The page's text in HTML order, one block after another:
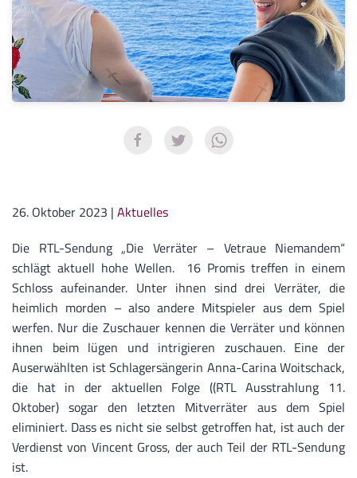
26. Oktober 2023 | Aktuelles
Die RTL-Sendung „Die Verräter – Vetraue Niemandem“
schlägt aktuell hohe Wellen. 16 Promis treffen in einem
Schloss aufeinander. Unter ihnen sind drei Verräter, die
heimlich morden – also andere Mitspieler aus dem Spiel
werfen. Nur die Zuschauer kennen die Verräter und können
ihnen beim lügen und intrigieren zuschauen. Eine der
Auserwählten ist Schlagersängerin Anna-Carina Woitschack,
die hat in der aktuellen Folge ((RTL Ausstrahlung 11.
Oktober) sogar den letzten Mitverräter aus dem Spiel
eliminiert. Dass es nicht sie selbst getroffen hat, ist auch der
Verdienst von Vincent Gross, der auch Teil der RTL-Sendung
ist.